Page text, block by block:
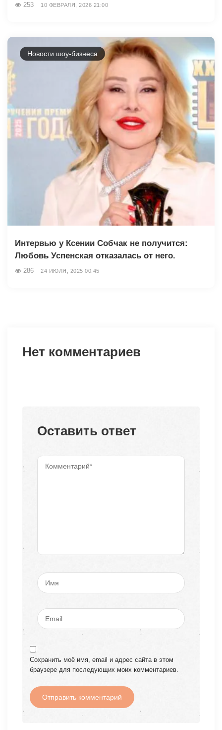
253 10 ФЕВРАЛЯ, 2026 21:00
Новости шоу-бизнеса
Интервью у Ксении Собчак не получится:
Любовь Успенская отказалась от него.
286 24 ИЮЛЯ, 2025 00:45
Нет комментариев
Оставить ответ
Сохранить моё имя, email и адрес сайта в этом
браузере для последующих моих комментариев.